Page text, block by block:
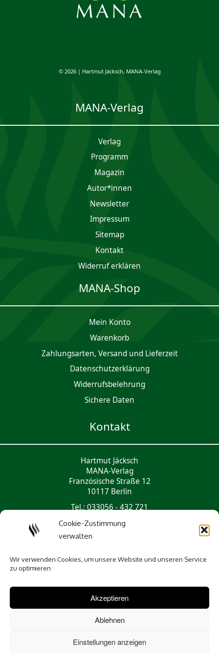
Cookie-Zustimmung
verwalten
Wir verwenden Cookies, um unsere Website und unseren Service
zu optimieren
Akzeptieren
Ablehnen
Einstellungen anzeigen
© 2026 | Hartmut Jäcksch, MANA-Verlag
MANA-Verlag
Verlag
Programm
Magazin
Autor*innen
Newsletter
Impres­sum
Sitemap
Kontakt
Widerruf erklären
MANA-Shop
Mein Konto
Waren­korb
Zahlungsarten, Versand und Lieferzeit
Daten­schutz­er­klärung
Widerrufsbelehrung
Sichere Daten
Kontakt
Hartmut Jäcksch
MANA-Verlag
Französische Straße 12
10117 Berlin
Tel.: 033056 - 432 721
Social Media